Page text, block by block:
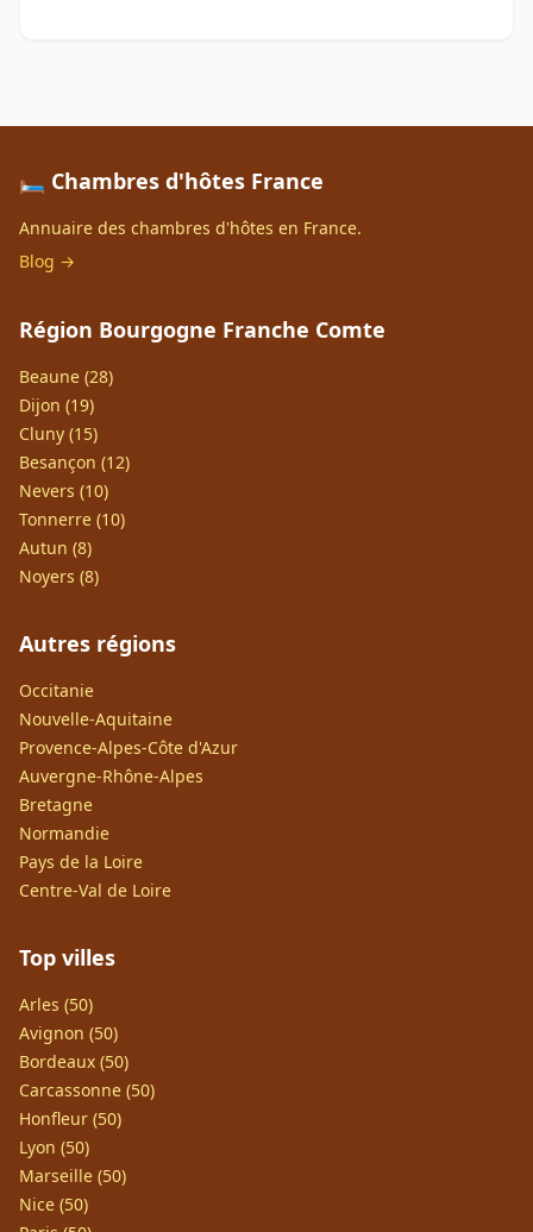
🛏️ Chambres d'hôtes France
Annuaire des chambres d'hôtes en France.
Blog →
Région Bourgogne Franche Comte
Beaune (28)
Dijon (19)
Cluny (15)
Besançon (12)
Nevers (10)
Tonnerre (10)
Autun (8)
Noyers (8)
Autres régions
Occitanie
Nouvelle-Aquitaine
Provence-Alpes-Côte d'Azur
Auvergne-Rhône-Alpes
Bretagne
Normandie
Pays de la Loire
Centre-Val de Loire
Top villes
Arles (50)
Avignon (50)
Bordeaux (50)
Carcassonne (50)
Honfleur (50)
Lyon (50)
Marseille (50)
Nice (50)